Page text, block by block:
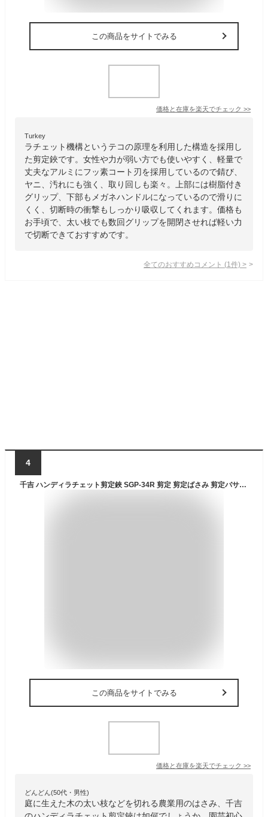
この商品をサイトでみる
価格と在庫を楽天でチェック >>
Turkey
ラチェット機構というテコの原理を利用した構造を採用し
た剪定鋏です。女性や力が弱い方でも使いやすく、軽量で
丈夫なアルミにフッ素コート刃を採用しているので錆び、
ヤニ、汚れにも強く、取り回しも楽々。上部には樹脂付き
グリップ、下部もメガネハンドルになっているので滑りに
くく、切断時の衝撃もしっかり吸収してくれます。価格も
お手頃で、太い枝でも数回グリップを開閉させれば軽い力
で切断できておすすめです。
全てのおすすめコメント (1 件) >
4
千吉 ハンディラチェット剪定鋏 SGP-34R 剪定 剪定ばさみ 剪定バサミ 鋏 ハサミ はさみ 枝切 枝切ばさみ 枝切り 植木 庭木 盆栽 バラ 園芸 ガーデニング 用品 道具 グッズ 器具
この商品をサイトでみる
価格と在庫を楽天でチェック >>
どんどん(50代・男性)
庭に生えた木の太い枝などを切れる農業用のはさみ、千吉